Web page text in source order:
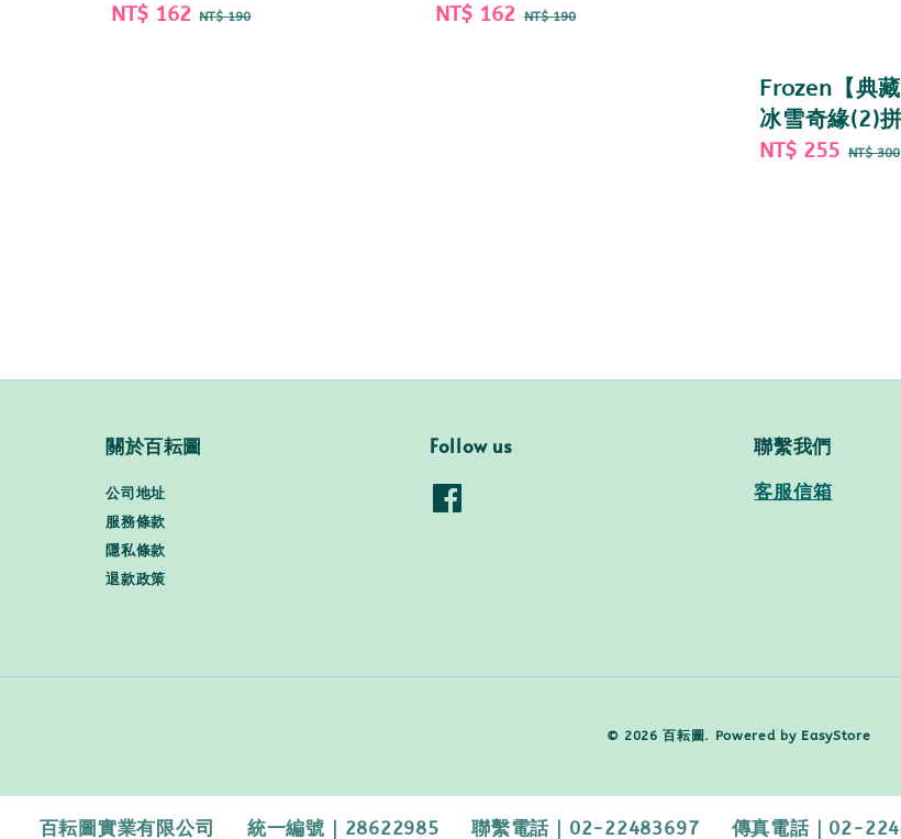
Sale
NT$ 162 Regular
NT$ 190
Sale
NT$ 162 Regular
NT$ 190
Frozen【典藏
冰雪奇緣(2)
Sale
NT$ 255 NT$ 300
關於百耘圖
公司地址
服務條款
隱私條款
退款政策
Follow us 聯繫我們
客服信箱
© 2026 百耘圖. Powered by EasyStore
百耘圖實業有限公司 統一編號｜28622985 聯繫電話｜02-22483697 傳真電話｜02-